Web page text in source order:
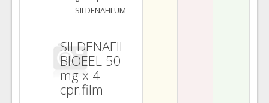
SILDENAFILUM
SILDENAFIL
BIOEEL 50
mg x 4
cpr.film